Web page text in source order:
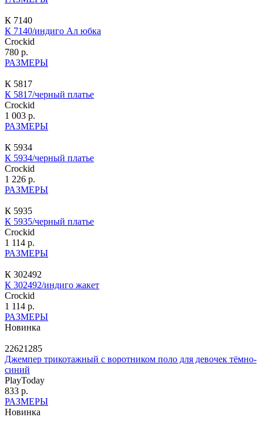
К 7140
К 7140/индиго Ал юбка
Crockid
780 р.
РАЗМЕРЫ
К 5817
К 5817/черный платье
Crockid
1 003 р.
РАЗМЕРЫ
К 5934
К 5934/черный платье
Crockid
1 226 р.
РАЗМЕРЫ
К 5935
К 5935/черный платье
Crockid
1 114 р.
РАЗМЕРЫ
К 302492
К 302492/индиго жакет
Crockid
1 114 р.
РАЗМЕРЫ
Новинка
22621285
Джемпер трикотажный с воротником поло для девочек тёмно-
синий
PlayToday
833 р.
РАЗМЕРЫ
Новинка